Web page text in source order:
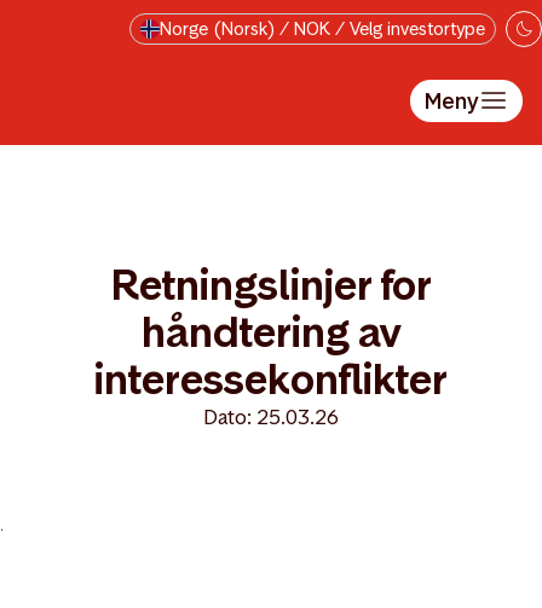
Hopp til hovedinnholdetNorge (Norsk) / NOK / Velg investortype
Meny
Retningslinjer for
håndtering av
interessekonflikter
Dato: 25.03.26
>